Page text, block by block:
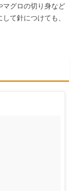
マグロの切り身など
て針につけても、